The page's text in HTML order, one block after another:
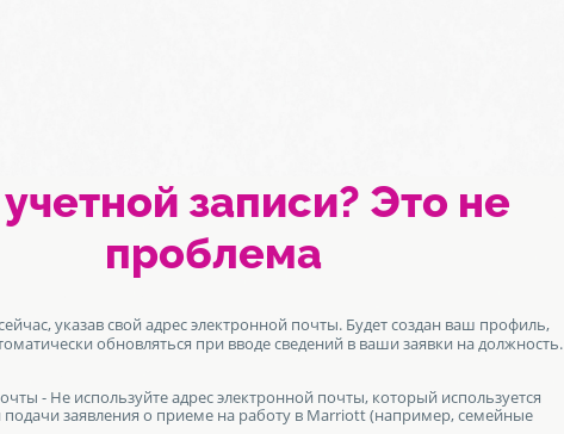
записи? Это не
проблема
указав свой адрес электронной почты. Будет создан ваш профиль,
обновляться при вводе сведений в ваши заявки на должность.
- Не используйте адрес электронной почты, который используется
заявления о приеме на работу в Marriott (например, семейные